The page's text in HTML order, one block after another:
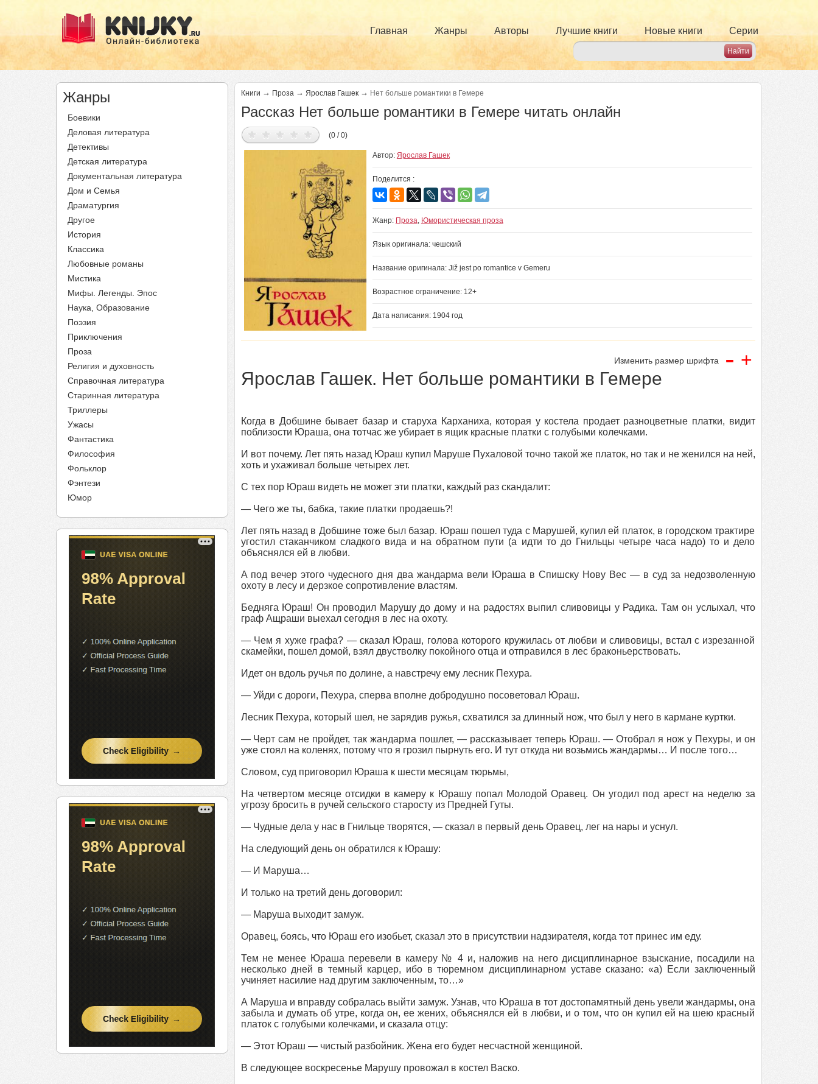
Главная Жанры Авторы Лучшие книги Новые книги Серии
Жанры
Боевики
Деловая литература
Детективы
Детская литература
Документальная литература
Дом и Семья
Драматургия
Другое
История
Классика
Любовные романы
Мистика
Мифы. Легенды. Эпос
Наука, Образование
Поэзия
Приключения
Проза
Религия и духовность
Справочная литература
Старинная литература
Триллеры
Ужасы
Фантастика
Философия
Фольклор
Фэнтези
Юмор
Книги → Проза → Ярослав Гашек → Нет больше романтики в Гемере
Рассказ Нет больше романтики в Гемере читать онлайн
(0 / 0)
Автор: Ярослав Гашек
Поделится :
Жанр: Проза, Юмористическая проза
Язык оригинала: чешский
Название оригинала: Již jest po romantice v Gemeru
Возрастное ограничение: 12+
Дата написания: 1904 год
Изменить размер шрифта - +
Ярослав Гашек. Нет больше романтики в Гемере
Когда в Добшине бывает базар и старуха Карханиха, которая у костела продает разноцветные платки, видит
поблизости Юраша, она тотчас же убирает в ящик красные платки с голубыми колечками.
И вот почему. Лет пять назад Юраш купил Маруше Пухаловой точно такой же платок, но так и не женился на ней,
хоть и ухаживал больше четырех лет.
С тех пор Юраш видеть не может эти платки, каждый раз скандалит:
— Чего же ты, бабка, такие платки продаешь?!
Лет пять назад в Добшине тоже был базар. Юраш пошел туда с Марушей, купил ей платок, в городском трактире
угостил стаканчиком сладкого вида и на обратном пути (а идти то до Гнильцы четыре часа надо) то и дело
объяснялся ей в любви.
А под вечер этого чудесного дня два жандарма вели Юраша в Спишску Нову Вес — в суд за недозволенную
охоту в лесу и дерзкое сопротивление властям.
Бедняга Юраш! Он проводил Марушу до дому и на радостях выпил сливовицы у Радика. Там он услыхал, что
граф Ащраши выехал сегодня в лес на охоту.
— Чем я хуже графа? — сказал Юраш, голова которого кружилась от любви и сливовицы, встал с изрезанной
скамейки, пошел домой, взял двустволку покойного отца и отправился в лес браконьерствовать.
Идет он вдоль ручья по долине, а навстречу ему лесник Пехура.
— Уйди с дороги, Пехура, сперва вполне добродушно посоветовал Юраш.
Лесник Пехура, который шел, не зарядив ружья, схватился за длинный нож, что был у него в кармане куртки.
— Черт сам не пройдет, так жандарма пошлет, — рассказывает теперь Юраш. — Отобрал я нож у Пехуры, и он
уже стоял на коленях, потому что я грозил пырнуть его. И тут откуда ни возьмись жандармы… И после того…
Словом, суд приговорил Юраша к шести месяцам тюрьмы,
На четвертом месяце отсидки в камеру к Юрашу попал Молодой Оравец. Он угодил под арест на неделю за
угрозу бросить в ручей сельского старосту из Предней Гуты.
— Чудные дела у нас в Гнильце творятся, — сказал в первый день Оравец, лег на нары и уснул.
На следующий день он обратился к Юрашу:
— И Маруша…
И только на третий день договорил:
— Маруша выходит замуж.
Оравец, боясь, что Юраш его изобьет, сказал это в присутствии надзирателя, когда тот принес им еду.
Тем не менее Юраша перевели в камеру № 4 и, наложив на него дисциплинарное взыскание, посадили на
несколько дней в темный карцер, ибо в тюремном дисциплинарном уставе сказано: «а) Если заключенный
учиняет насилие над другим заключенным, то…»
А Маруша и вправду собралась выйти замуж. Узнав, что Юраша в тот достопамятный день увели жандармы, она
забыла и думать об утре, когда он, ее жених, объяснялся ей в любви, и о том, что он купил ей на шею красный
платок с голубыми колечками, и сказала отцу:
— Этот Юраш — чистый разбойник. Жена его будет несчастной женщиной.
В следующее воскресенье Марушу провожал в костел Васко.